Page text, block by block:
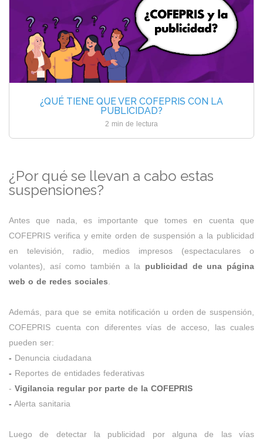
¿QUÉ TIENE QUE VER COFEPRIS CON LA
PUBLICIDAD?
2 min de lectura
¿Por qué se llevan a cabo estas
suspensiones?
Antes que nada, es importante que tomes en cuenta que
COFEPRIS verifica y emite orden de suspensión a la publicidad
en televisión, radio, medios impresos (espectaculares o
volantes), así como también a la publicidad de una página
web o de redes sociales.
Además, para que se emita notificación u orden de suspensión,
COFEPRIS cuenta con diferentes vías de acceso, las cuales
pueden ser:
- Denuncia ciudadana
- Reportes de entidades federativas
- Vigilancia regular por parte de la COFEPRIS
- Alerta sanitaria
Luego de detectar la publicidad por alguna de las vías